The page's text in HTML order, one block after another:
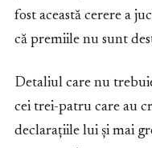
fost această cerere a
că premiile nu sunt
Detaliul care nu
cei trei-patru care au
declarațiile lui și mai